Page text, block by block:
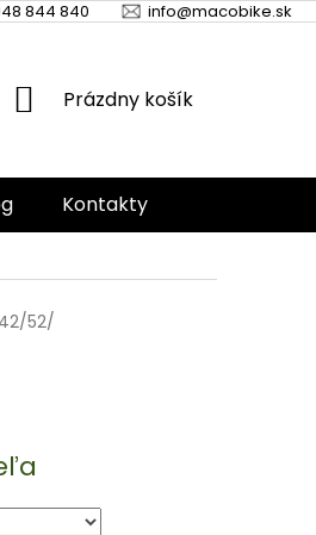
844 840 info@macobike.sk
NÁKUPNÝ
Prázdny košík
Kontakty
52/